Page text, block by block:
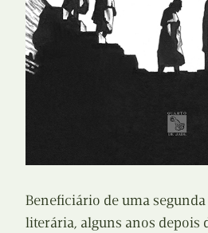
Beneficiário de uma
literária, alguns anos depois